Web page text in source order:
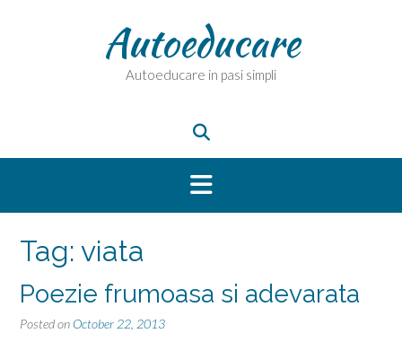
Autoeducare
Autoeducare in pasi simpli
Tag: viata
Poezie frumoasa si adevarata
Posted on October 22, 2013